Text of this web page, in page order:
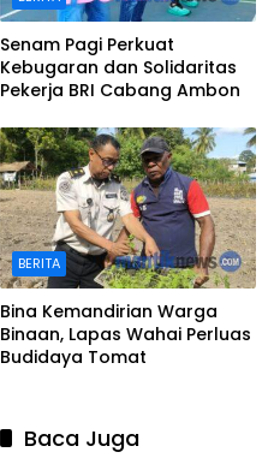
Senam Pagi Perkuat
Kebugaran dan Solidaritas
Pekerja BRI Cabang Ambon
BERITA
Bina Kemandirian Warga
Binaan, Lapas Wahai Perluas
Budidaya Tomat
Baca Juga